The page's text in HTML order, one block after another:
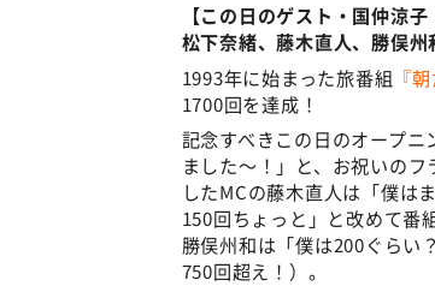
【この日のゲスト・国仲涼
松下奈緒、藤木直人、勝俣
1993年に始まった旅番組 『
1700回を達成！
記念すべきこの日のオープ
ました～！」と、お祝いの
したMCの藤木直人は「僕は
150回ちょっと」と改めて番
勝俣州和は「僕は200ぐらい
750回超え！）。